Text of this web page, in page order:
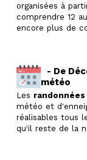
organisées à
comprendre 12
encore plus de
- De
météo
Les
météo et
réalisables tous
qu'il reste de la